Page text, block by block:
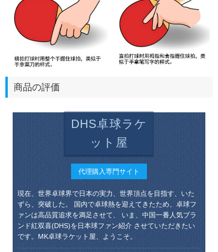
商品の評価
DHS卓球ラケ
ット屋
代理購入専門サイト
現在、世界卓球界で日本の実力、世界頂点を目指す、いた
ずら、突破した。 国内で卓球熱を迎えてきたため、卓球フ
ァンは高品質追求を満足させて、 いま、中国一番人気ブラ
ンド紅双喜(DHS)を日本球ファン紹介 させていただきたい
です。MK卓球ラケット屋、ようこそ。